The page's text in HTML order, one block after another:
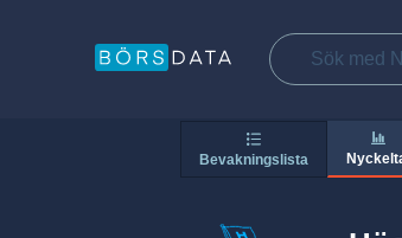
Bevakningslista